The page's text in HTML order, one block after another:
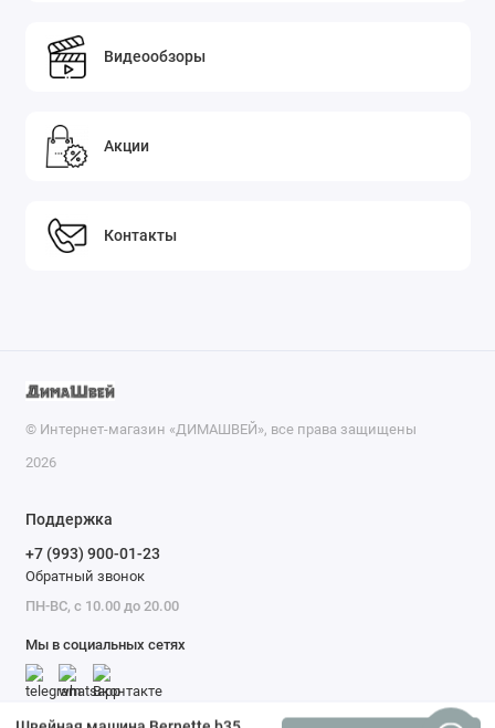
Видеообзоры
Акции
Контакты
© Интернет-магазин «ДИМАШВЕЙ», все права защищены
2026
Поддержка
+7 (993) 900-01-23
Обратный звонок
ПН-ВС, с 10.00 до 20.00
Мы в социальных сетях